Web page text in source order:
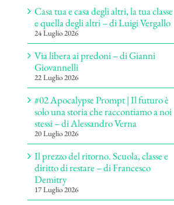
Casa tua e casa degli altri, la tua classe
e quella degli altri – di Luigi Vergallo
24 Luglio 2026
Via libera ai predoni – di Gianni
Giovannelli
22 Luglio 2026
#02 Apocalypse Prompt | Il futuro è
solo una storia che raccontiamo a noi
stessi – di Alessandro Verna
20 Luglio 2026
Il prezzo del ritorno. Scuola, classe e
diritto di restare – di Francesco
Demitry
17 Luglio 2026